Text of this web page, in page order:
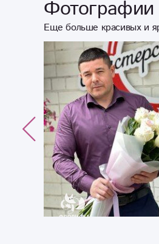
Фотографии
Еще больше красивых и